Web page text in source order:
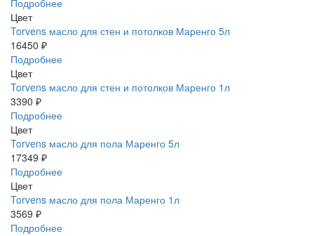
Подробнее
Цвет
Torvens масло для стен и потолков Маренго 5л
16450 ₽
Подробнее
Цвет
Torvens масло для стен и потолков Маренго 1л
3390 ₽
Подробнее
Цвет
Torvens масло для пола Маренго 5л
17349 ₽
Подробнее
Цвет
Torvens масло для пола Маренго 1л
3569 ₽
Подробнее